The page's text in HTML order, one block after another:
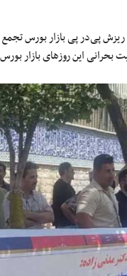
پی‌در پی بازار بورس
بحرانی این روزهای بازار